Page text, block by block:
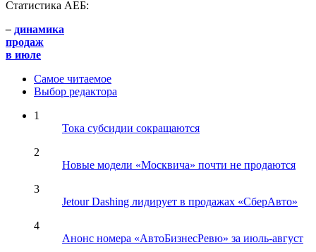
Статистика АЕБ:
– динамика
продаж
в июле
Самое читаемое
Выбор редактора
1
Тока субсидии сокращаются
2
Новые модели «Москвича» почти не продаются
3
Jetour Dashing лидирует в продажах «СберАвто»
4
Анонс номера «АвтоБизнесРевю» за июль-август